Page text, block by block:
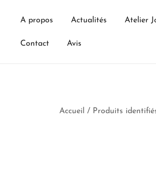
A propos Actualités Atelier
Contact Avis
Accueil / Produits